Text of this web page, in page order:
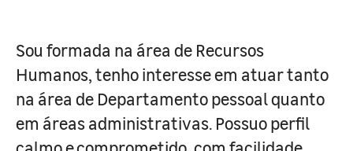
Sou formada na área de Recursos
Humanos, tenho interesse em atuar tanto
na área de Departamento pessoal quanto
em áreas administrativas. Possuo perfil